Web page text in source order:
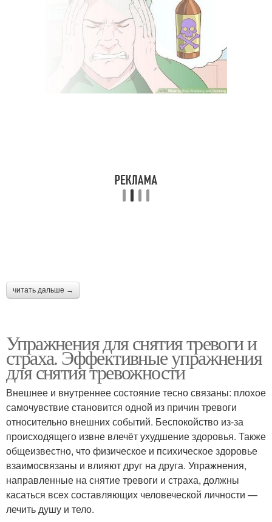
читать дальше →
Упражнения для снятия тревоги и
страха. Эффективные упражнения
для снятия тревожности
Внешнее и внутреннее состояние тесно связаны: плохое
самочувствие становится одной из причин тревоги
относительно внешних событий. Беспокойство из-за
происходящего извне влечёт ухудшение здоровья. Также
общеизвестно, что физическое и психическое здоровье
взаимосвязаны и влияют друг на друга. Упражнения,
направленные на снятие тревоги и страха, должны
касаться всех составляющих человеческой личности —
лечить душу и тело.